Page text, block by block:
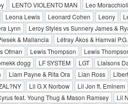
LENTO VIOLENTO MAN Leo Moracchioli
Leona Lewis Leonard Cohen Leony
Lynn Leroy Styles vs Sunnery James &
& Mallancia Létray Ákos & Hamvai P.G.
Ofman Lewis Thompson Lewis
dogg
LF SYSTEM LGT Liaisons
Liam Payne & Rita Ora Lian Ross
Lil G X Norbow Lil Jon ft. Eminem
feat. Young Thug & Mason Ramsey
Lil